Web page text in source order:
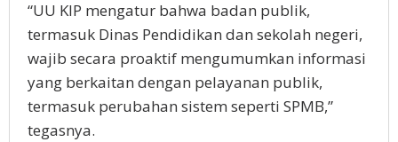
“UU KIP mengatur bahwa badan publik,
termasuk Dinas Pendidikan dan sekolah negeri,
wajib secara proaktif mengumumkan informasi
yang berkaitan dengan pelayanan publik,
termasuk perubahan sistem seperti SPMB,”
tegasnya.